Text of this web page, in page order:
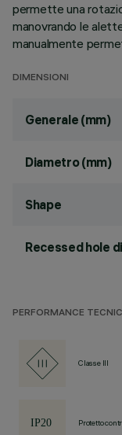
permette una
manovrando le
manualmente
DIMENSIONI
Generale (mm)
Diametro (mm)
Shape
Recessed hole
PERFORMANCE
Classe III
Protetto